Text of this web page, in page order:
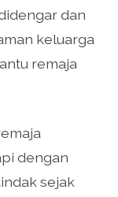
dan
keluarga
remaja
dengan
sejak